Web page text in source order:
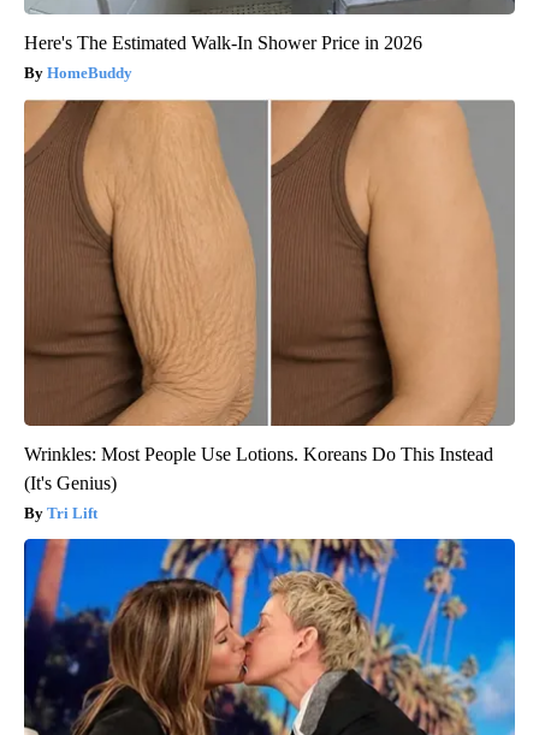
Here's The Estimated Walk-In Shower Price in 2026
HomeBuddy
Wrinkles: Most People Use Lotions. Koreans Do This Instead
(It's Genius)
Tri Lift